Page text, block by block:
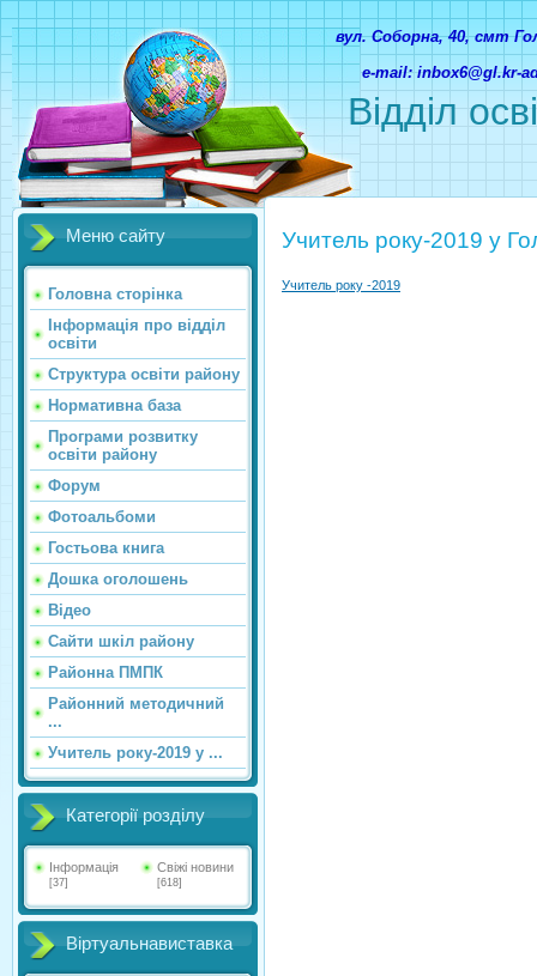
Відділ
вул. Соборна, 40, смт
e-mail: inbox6@gl.kr-
Меню сайту
Головна сторінка
Інформація про відділ
освіти
Структура освіти району
Нормативна база
Програми розвитку
освіти району
Форум
Фотоальбоми
Гостьова книга
Дошка оголошень
Відео
Сайти шкіл району
Районна ПМПК
Районний методичний
...
Учитель року-2019 у ...
Категорії розділу
Інформація
[37]
Свіжі новини
[618]
Віртуальнавиставка
Учитель року-2019 у
Учитель року -2019